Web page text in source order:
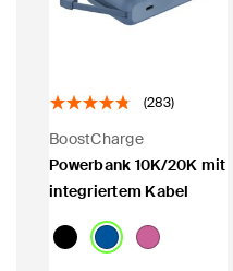
(283)
BoostCharge
Powerbank 10K/20K mit
integriertem Kabel